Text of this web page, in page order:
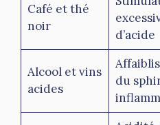
Café et thé
noir
d’acide
Alcool et vins
acides
du